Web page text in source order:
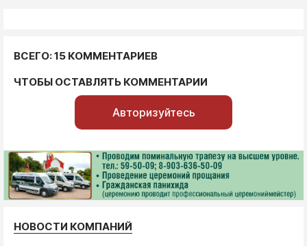
ВСЕГО: 15 КОММЕНТАРИЕВ
ЧТОБЫ ОСТАВЛЯТЬ КОММЕНТАРИИ
Авторизуйтесь
НОВОСТИ КОМПАНИЙ